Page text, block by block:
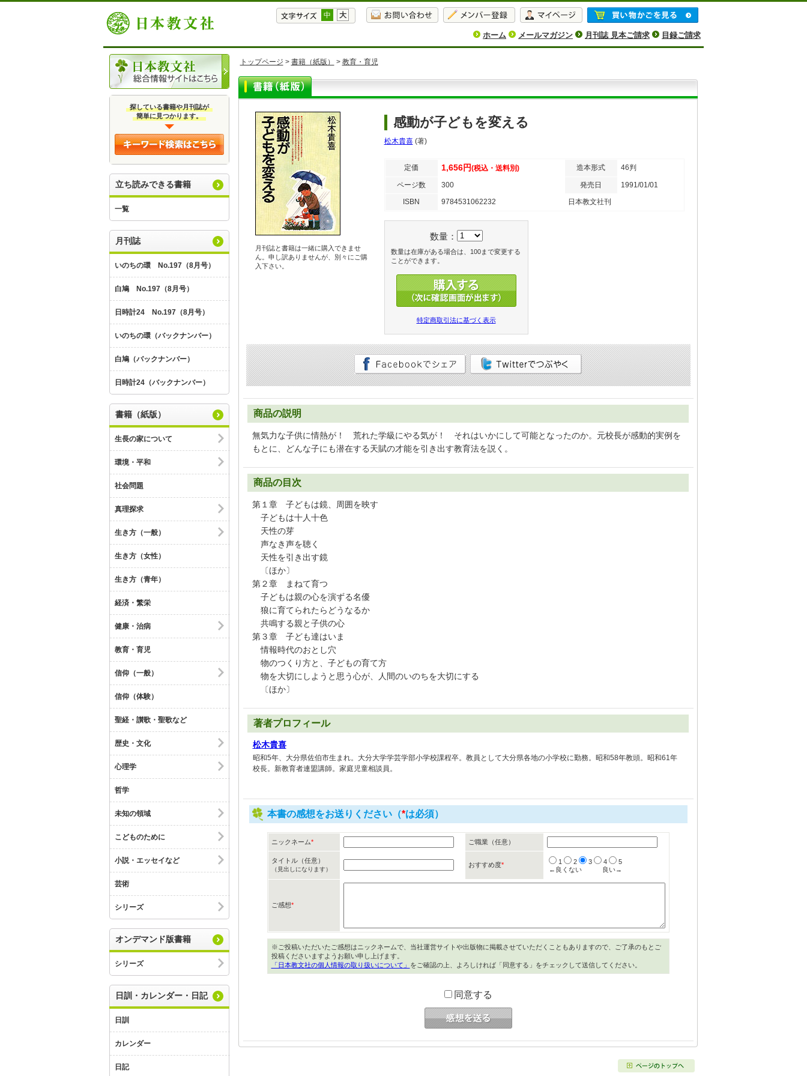
中 大
ホーム メールマガジン 月刊誌 見本ご請求 目録ご請求
探している書籍や月刊誌が
簡単に見つかります。
立ち読みできる書籍
一覧
月刊誌
いのちの環 No.197（8月号）
白鳩 No.197（8月号）
日時計24 No.197（8月号）
いのちの環（バックナンバー）
白鳩（バックナンバー）
日時計24（バックナンバー）
書籍（紙版）
生長の家について
環境・平和
社会問題
真理探求
生き方（一般）
生き方（女性）
生き方（青年）
経済・繁栄
健康・治病
教育・育児
信仰（一般）
信仰（体験）
聖経・讃歌・聖歌など
歴史・文化
心理学
哲学
未知の領域
こどものために
小説・エッセイなど
芸術
シリーズ
オンデマンド版書籍
シリーズ
日訓・カレンダー・日記
日訓
カレンダー
日記
トップページ > 書籍（紙版） > 教育・育児
月刊誌と書籍は一緒に購入できませ
ん。申し訳ありませんが、別々にご購
入下さい。
感動が子どもを変える
松木貴喜 (著)
定価 1,656円(税込・送料別) 造本形式 46判
ページ数 300 発売日
1991/01/01
ISBN
9784531062232 日本教文社刊
数量：
数量は在庫がある場合は、100まで変更する
ことができます。
特定商取引法に基づく表示
商品の説明
無気力な子供に情熱が！ 荒れた学級にやる気が！ それはいかにして可能となったのか。元校長が感動的実例を
もとに、どんな子にも潜在する天賦の才能を引き出す教育法を説く。
商品の目次
第１章 子どもは鏡、周囲を映す
子どもは十人十色
天性の芽
声なき声を聴く
天性を引き出す鏡
〔ほか〕
第２章 まねて育つ
子どもは親の心を演ずる名優
狼に育てられたらどうなるか
共鳴する親と子供の心
第３章 子ども達はいま
情報時代のおとし穴
物のつくり方と、子どもの育て方
物を大切にしようと思う心が、人間のいのちを大切にする
〔ほか〕
著者プロフィール
松木貴喜
昭和5年、大分県佐伯市生まれ。大分大学学芸学部小学校課程卒。教員として大分県各地の小学校に勤務。昭和58年教頭。昭和61年
校長。新教育者連盟講師。家庭児童相談員。
本書の感想をお送りください（*は必須）
ニックネーム* ご職業（任意）
タイトル（任意）
（見出しになります）
おすすめ度* 1 2 3 4
5
←良くない
良い→
ご感想*
※ご投稿いただいたご感想はニックネームで、当社運営サイトや出版物に掲載させていただくこともありますので、ご了承のもとご
投稿くださいますようお願い申し上げます。
「日本教文社の個人情報の取り扱いについて」 をご確認の上、よろしければ「同意する」をチェックして送信してください。
同意する